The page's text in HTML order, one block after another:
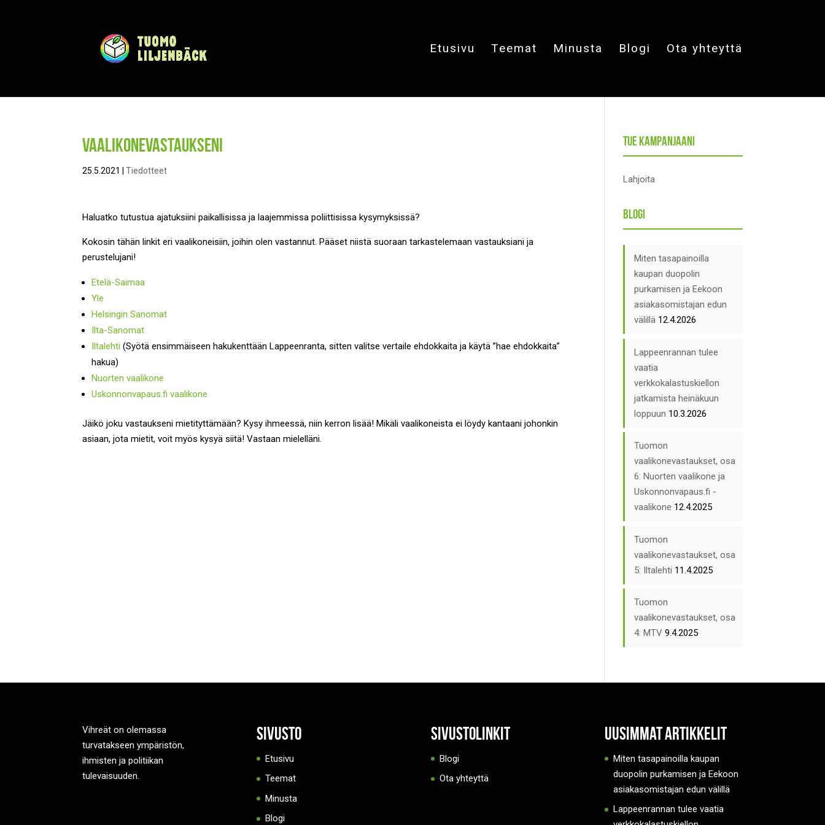
Etusivu Teemat Minusta Blogi Ota yhteyttä
Vaalikonevastaukseni
25.5.2021 |Tiedotteet
Haluatko tutustua ajatuksiini paikallisissa ja laajemmissa poliittisissa kysymyksissä?
Kokosin tähän linkit eri vaalikoneisiin, joihin olen vastannut. Pääset niistä suoraan tarkastelemaan vastauksiani ja
perustelujani!
Etelä-Saimaa
Yle
Helsingin Sanomat
Ilta-Sanomat
Iltalehti (Syötä ensimmäiseen hakukenttään Lappeenranta, sitten valitse vertaile ehdokkaita ja käytä ”hae ehdokkaita”
hakua)
Nuorten vaalikone
Uskonnonvapaus.fi vaalikone
Jäikö joku vastaukseni mietityttämään? Kysy ihmeessä, niin kerron lisää! Mikäli vaalikoneista ei löydy kantaani johonkin
asiaan, jota mietit, voit myös kysyä siitä! Vastaan mielelläni.
Tue kampanjaani
Lahjoita
Blogi
Miten tasapainoilla
kaupan duopolin
purkamisen ja Eekoon
asiakasomistajan edun
välillä 12.4.2026
Lappeenrannan tulee
vaatia
verkkokalastuskiellon
jatkamista heinäkuun
loppuun 10.3.2026
Tuomon
vaalikonevastaukset, osa
6: Nuorten vaalikone ja
Uskonnonvapaus.fi -
vaalikone 12.4.2025
Tuomon
vaalikonevastaukset, osa
5: Iltalehti 11.4.2025
Tuomon
vaalikonevastaukset, osa
4: MTV 9.4.2025
Vihreät on olemassa
turvatakseen ympäristön,
ihmisten ja politiikan
tulevaisuuden.
Sivusto
Etusivu
Teemat
Minusta
Blogi
Sivustolinkit
Blogi
Ota yhteyttä
Uusimmat artikkelit
Miten tasapainoilla kaupan
duopolin purkamisen ja Eekoon
asiakasomistajan edun välillä
Lappeenrannan tulee vaatia